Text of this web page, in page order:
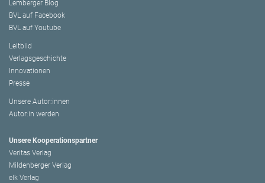
Lemberger Blog
BVL auf Facebook
BVL auf Youtube
Leitbild
Verlagsgeschichte
Innovationen
Presse
Unsere Autor:innen
Autor:in werden
Unsere Kooperationspartner
Veritas Verlag
Mildenberger Verlag
elk Verlag